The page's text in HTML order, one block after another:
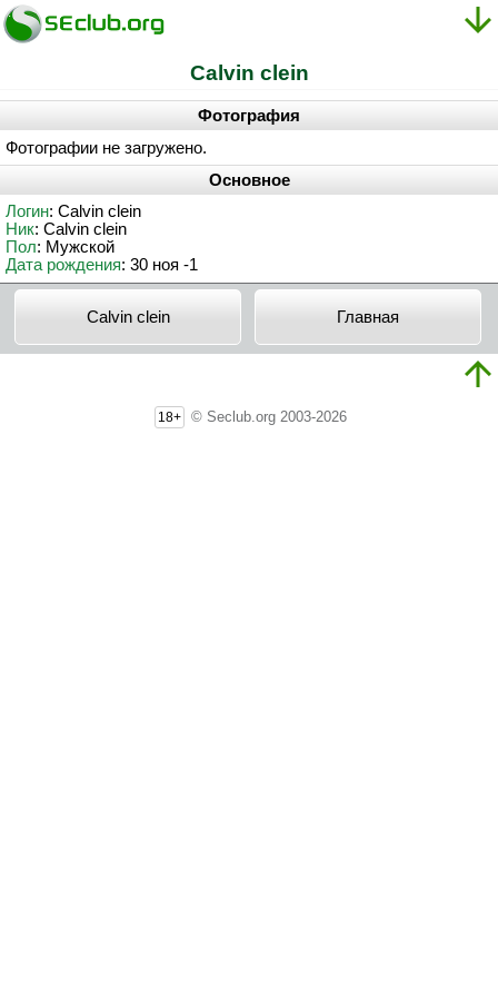
Calvin clein
Фотография
Фотографии не загружено.
Основное
Логин: Calvin clein
Ник: Calvin clein
Пол: Мужской
Дата рождения: 30 ноя -1
Calvin clein Главная
18+ © Seclub.org 2003-2026